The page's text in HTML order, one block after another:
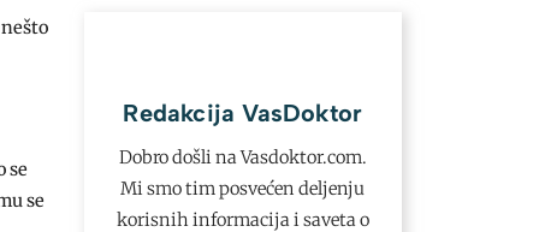
se
se
Redakcija VasDoktor
Dobro došli na Vasdoktor.com.
Mi smo tim posvećen deljenju
korisnih informacija i saveta o